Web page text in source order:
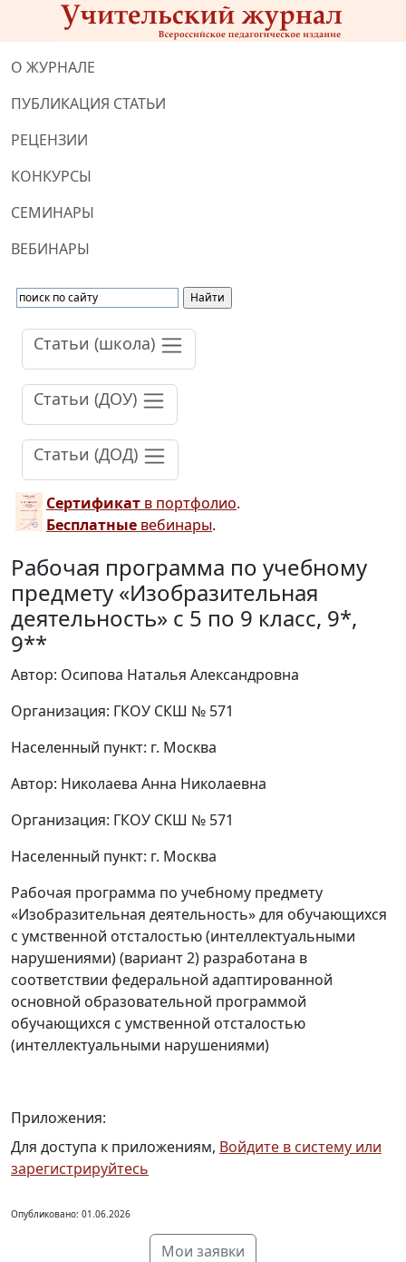
О ЖУРНАЛЕ
ПУБЛИКАЦИЯ СТАТЬИ
РЕЦЕНЗИИ
КОНКУРСЫ
СЕМИНАРЫ
ВЕБИНАРЫ
Статьи (школа)
Статьи (ДОУ)
Статьи (ДОД)
Сертификат в портфолио.
Бесплатные вебинары.
Рабочая программа по учебному
предмету «Изобразительная
деятельность» с 5 по 9 класс, 9*,
9**
Автор: Осипова Наталья Александровна
Организация: ГКОУ СКШ № 571
Населенный пункт: г. Москва
Автор: Николаева Анна Николаевна
Организация: ГКОУ СКШ № 571
Населенный пункт: г. Москва
Рабочая программа по учебному предмету
«Изобразительная деятельность» для обучающихся
с умственной отсталостью (интеллектуальными
нарушениями) (вариант 2) разработана в
соответствии федеральной адаптированной
основной образовательной программой
обучающихся с умственной отсталостью
(интеллектуальными нарушениями)
Приложения:
Для доступа к приложениям, Войдите в систему или
зарегистрируйтесь
Опубликовано: 01.06.2026
Мои заявки